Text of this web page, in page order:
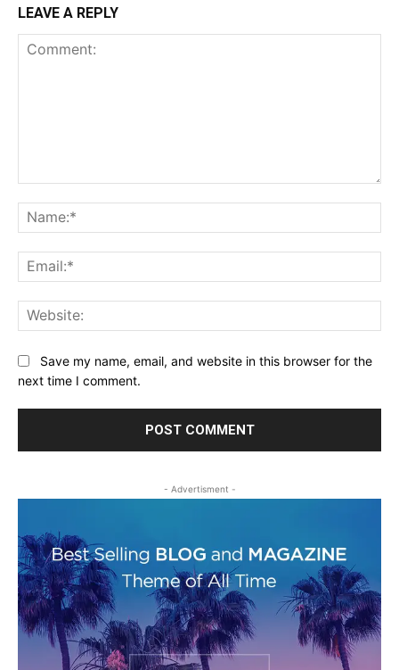
LEAVE A REPLY
Save my name, email, and website in this browser for the
next time I comment.
- Advertisment -